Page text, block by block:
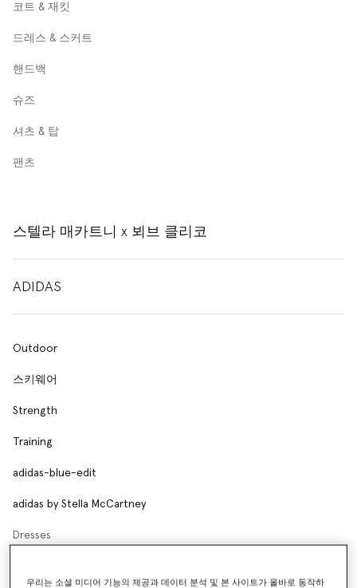
코트 & 재킷
드레스 & 스커트
핸드백
슈즈
셔츠 & 탑
팬츠
스텔라 매카트니 x 뵈브 클리코
ADIDAS
Outdoor
스키웨어
Strength
Training
adidas-blue-edit
adidas by Stella McCartney
Dresses
우리는 소셜 미디어 기능의 제공과 데이터 분석 및 본 사이트가 올바로 동작하